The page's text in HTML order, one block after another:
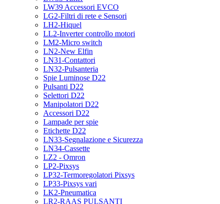
LW39 Accessori EVCO
LG2-Filtri di rete e Sensori
LH2-Hiquel
LL2-Inverter controllo motori
LM2-Micro switch
LN2-New Elfin
LN31-Contattori
LN32-Pulsanteria
Spie Luminose D22
Pulsanti D22
Selettori D22
Manipolatori D22
Accessori D22
Lampade per spie
Etichette D22
LN33-Segnalazione e Sicurezza
LN34-Cassette
LZ2 - Omron
LP2-Pixsys
LP32-Termoregolatori Pixsys
LP33-Pixsys vari
LK2-Pneumatica
LR2-RAAS PULSANTI